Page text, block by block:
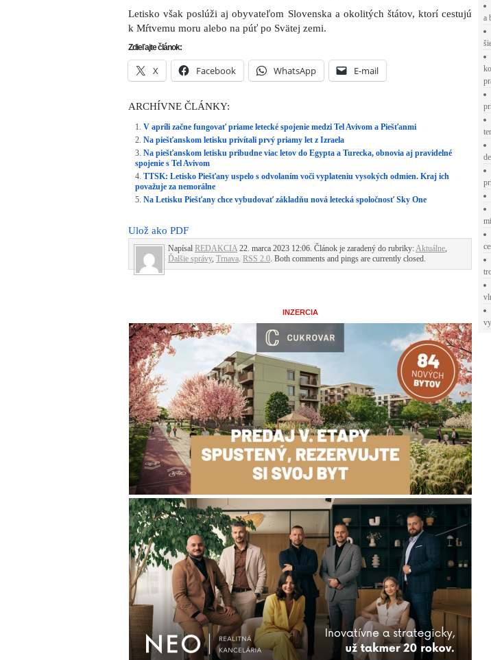
Letisko však poslúži aj obyvateľom Slovenska a okolitých štátov, ktorí cestujú
k Mŕtvemu moru alebo na púť po Svätej zemi.
Zdieľajte článok:
X Facebook WhatsApp E-mail
ARCHÍVNE ČLÁNKY:
V apríli začne fungovať priame letecké spojenie medzi Tel Avivom a Piešťanmi
Na piešťanskom letisku privítali prvý priamy let z Izraela
Na piešťanskom letisku pribudne viac letov do Egypta a Turecka, obnovia aj pravidelné
spojenie s Tel Avivom
TTSK: Letisko Piešťany uspelo s odvolaním voči vyplateniu vysokých odmien. Kraj ich
považuje za nemorálne
Na Letisku Piešťany chce vybudovať základňu nová letecká spoločnosť Sky One
Ulož ako PDF
Napísal REDAKCIA 22. marca 2023 12:06. Článok je zaradený do rubriky:Aktuálne,
Ďalšie správy, Trnava. RSS 2.0. Both comments and pings are currently closed.
INZERCIA
a